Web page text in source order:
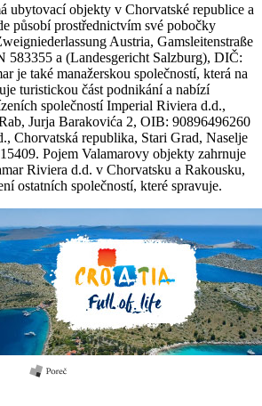
ubytovací objekty v Chorvatské republice a
působí prostřednictvím své pobočky
Austria, Gamsleitenstraße
583355 a (Landesgericht Salzburg), DIČ:
je také manažerskou společností, která na
turistickou část podnikání a nabízí
společností Imperial Riviera d.d.,
Jurja Barakovića 2, OIB: 90896496260
Chorvatská republika, Stari Grad, Naselje
Pojem Valamarovy objekty zahrnuje
Riviera d.d. v Chorvatsku a Rakousku,
ostatních společností, které spravuje.